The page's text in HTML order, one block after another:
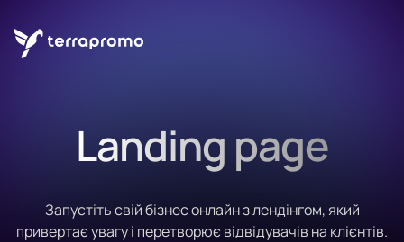
Landing page
Запустіть свій бізнес онлайн з лендінгом, який
привертає увагу і перетворює відвідувачів на клієнтів.